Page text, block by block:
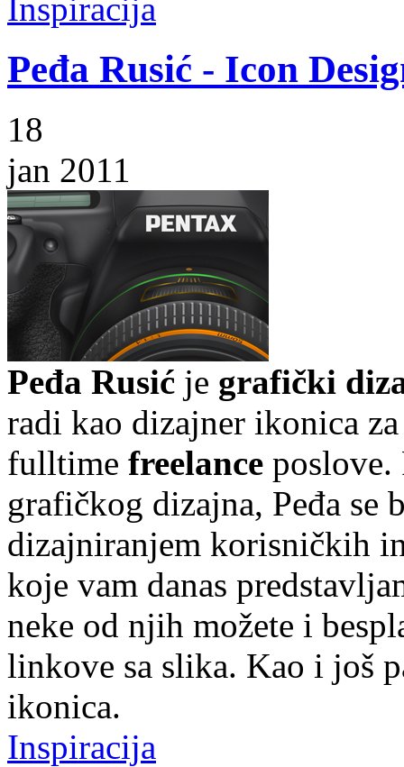
Inspiracija
Peđa Rusić - Icon
18
jan 2011
Peđa Rusić je grafički
radi kao dizajner ikonica
fulltime freelance poslove.
grafičkog dizajna, Peđa se
dizajniranjem korisničkih
koje vam danas
neke od njih možete i
linkove sa slika. Kao i još
ikonica.
Inspiracija